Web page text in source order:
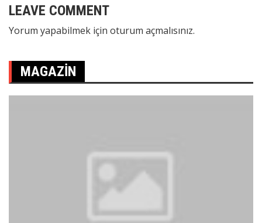
LEAVE COMMENT
Yorum yapabilmek için oturum açmalısınız.
MAGAZIN